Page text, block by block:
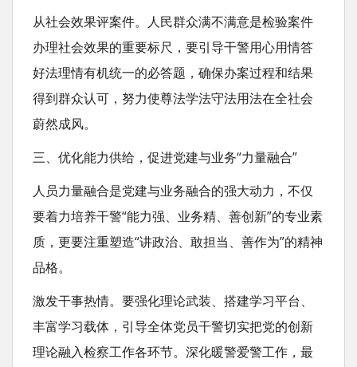
从社会效果评案件。人民群众满不满意是检验案件
办理社会效果的重要标尺，要引导干警用心用情答
好法理情有机统一的必答题，确保办案过程和结果
得到群众认可，努力使尊法学法守法用法在全社会
蔚然成风。
三、优化能力供给，促进党建与业务“力量融合”
人员力量融合是党建与业务融合的强大动力，不仅
要着力培养干警“能力强、业务精、善创新”的专业素
质，更要注重塑造“讲政治、敢担当、善作为”的精神
品格。
激发干事热情。要强化理论武装、搭建学习平台、
丰富学习载体，引导全体党员干警切实把党的创新
理论融入检察工作各环节。深化暖警爱警工作，最